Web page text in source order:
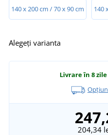
140 x 200 cm / 70 x 90 cm 140
Alegeți varianta
Livrare în 8 zile
204,34